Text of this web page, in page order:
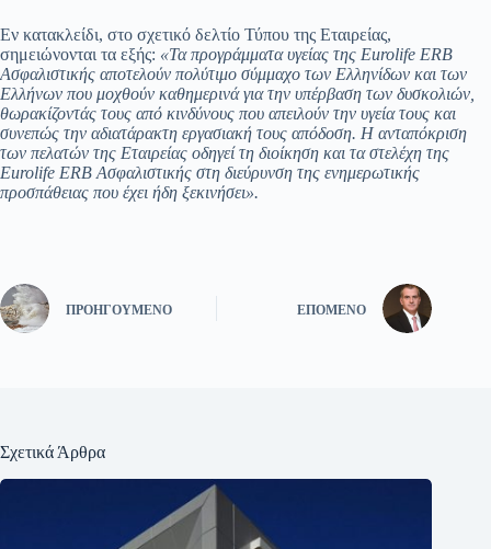
Εν κατακλείδι, στο σχετικό δελτίο Τύπου της Εταιρείας,
σημειώνονται τα εξής: «Τα προγράμματα υγείας της Eurolife ERB
Ασφαλιστικής αποτελούν πολύτιμο σύμμαχο των Ελληνίδων και των
Ελλήνων που μοχθούν καθημερινά για την υπέρβαση των δυσκολιών,
θωρακίζοντάς τους από κινδύνους που απειλούν την υγεία τους και
συνεπώς την αδιατάρακτη εργασιακή τους απόδοση. Η ανταπόκριση
των πελατών της Εταιρείας οδηγεί τη διοίκηση και τα στελέχη της
Eurolife ERB Ασφαλιστικής στη διεύρυνση της ενημερωτικής
προσπάθειας που έχει ήδη ξεκινήσει».
ΠΡΟΗΓΟΎΜΕΝΟ ΕΠΌΜΕΝΟ
Σχετικά Άρθρα